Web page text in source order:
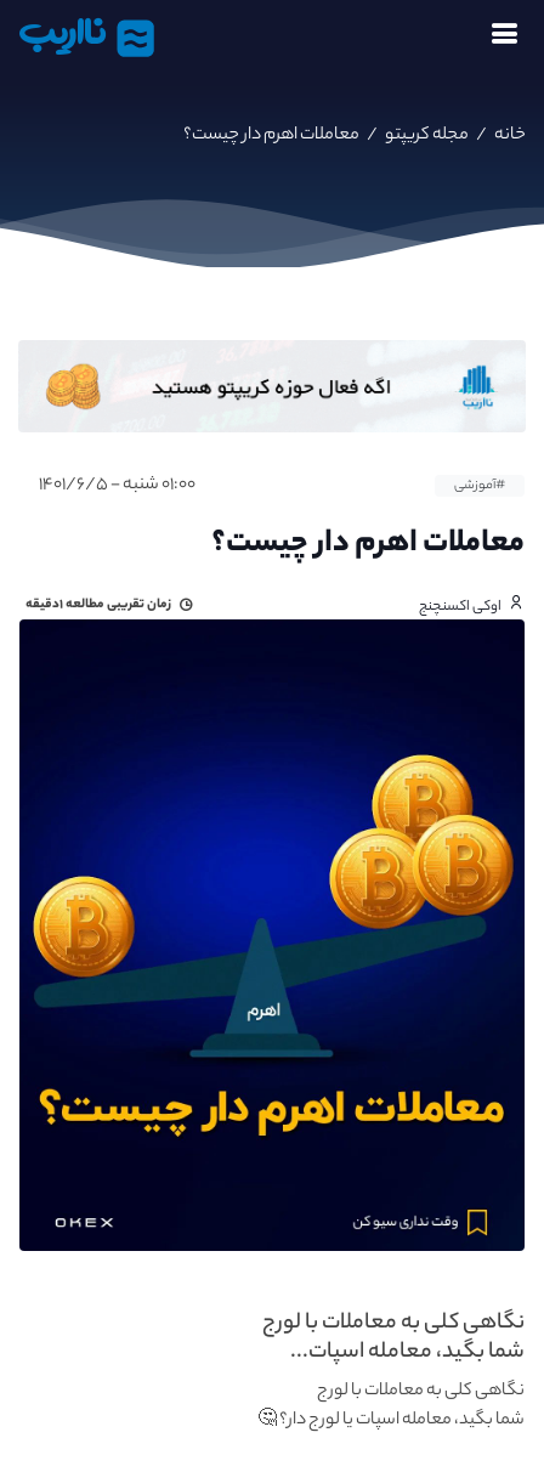
نااریب
خانه / مجله کریپتو / معاملات اهرم دار چیست؟
#آموزشی ۰۱:۰۰ شنبه - ۱۴۰۱/۶/۵
معاملات اهرم دار چیست؟
اوکی اکسنچنج زمان تقریبی مطالعه۱دقیقه
نگاهی کلی به معاملات با لورج
شما بگید، معامله اسپات...
نگاهی کلی به معاملات با لورج
شما بگید، معامله اسپات یا لورج دار؟ 🤔